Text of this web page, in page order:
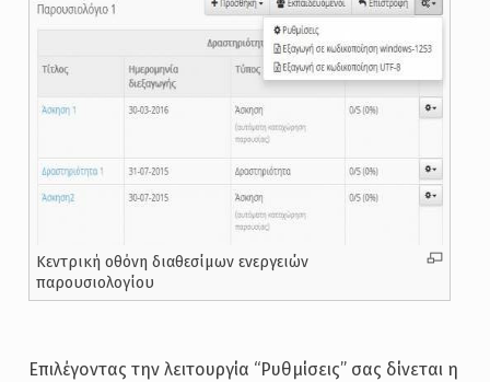
Κεντρική οθόνη διαθεσίμων ενεργειών
παρουσιολογίου
Επιλέγοντας την λειτουργία “Ρυθμίσεις” σας δίνεται η